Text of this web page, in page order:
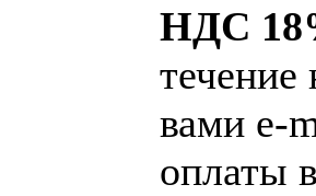
НДС
течение
вами e-
оплаты